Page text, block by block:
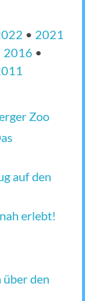
• 2021
2016 •
Zoo
auf den
erlebt!
den